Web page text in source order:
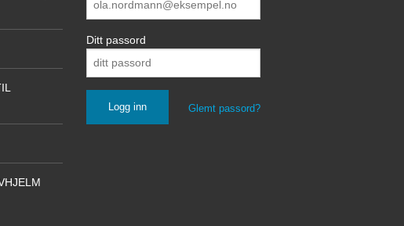
Ditt passord
Glemt passord?